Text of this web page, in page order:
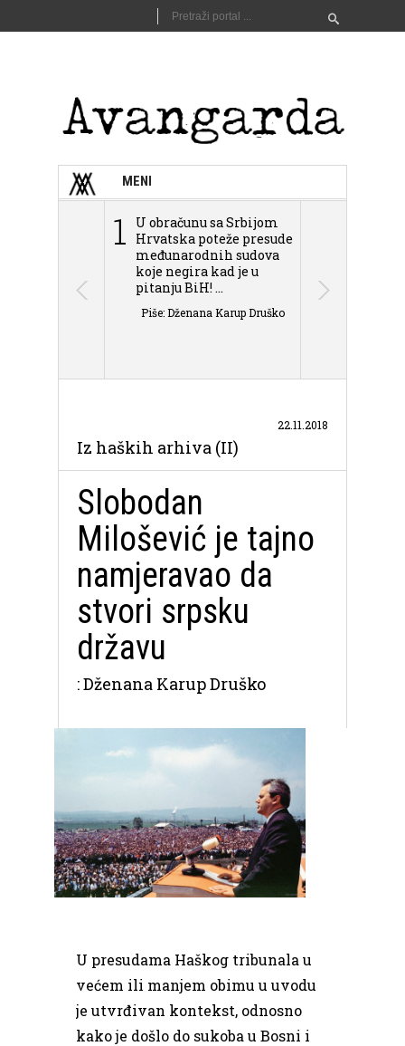
MENI
1
U obračunu sa Srbijom
Hrvatska poteže presude
međunarodnih sudova
koje negira kad je u
pitanju BiH! ...
Piše: Dženana Karup Druško
Iz haških arhiva (II)
22.11.2018
Slobodan
Milošević je tajno
namjeravao da
stvori srpsku
državu
: Dženana Karup Druško
U presudama Haškog tribunala u
većem ili manjem obimu u uvodu
je utvrđivan kontekst, odnosno
kako je došlo do sukoba u Bosni i